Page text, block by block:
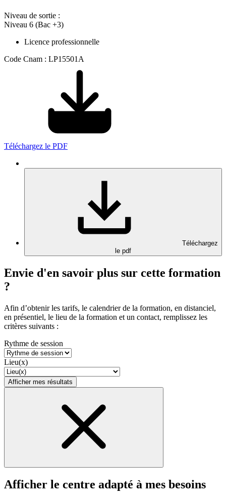
Niveau de sortie :
Niveau 6 (Bac +3)
Licence professionnelle
Code Cnam : LP15501A
Téléchargez le PDF
Téléchargez
le pdf
Envie d'en savoir plus sur cette formation
?
Afin d’obtenir les tarifs, le calendrier de la formation, en distanciel,
en présentiel, le lieu de la formation et un contact, remplissez les
critères suivants :
Rythme de session
Lieu(x)
Afficher mes résultats
Afficher le centre adapté à mes besoins